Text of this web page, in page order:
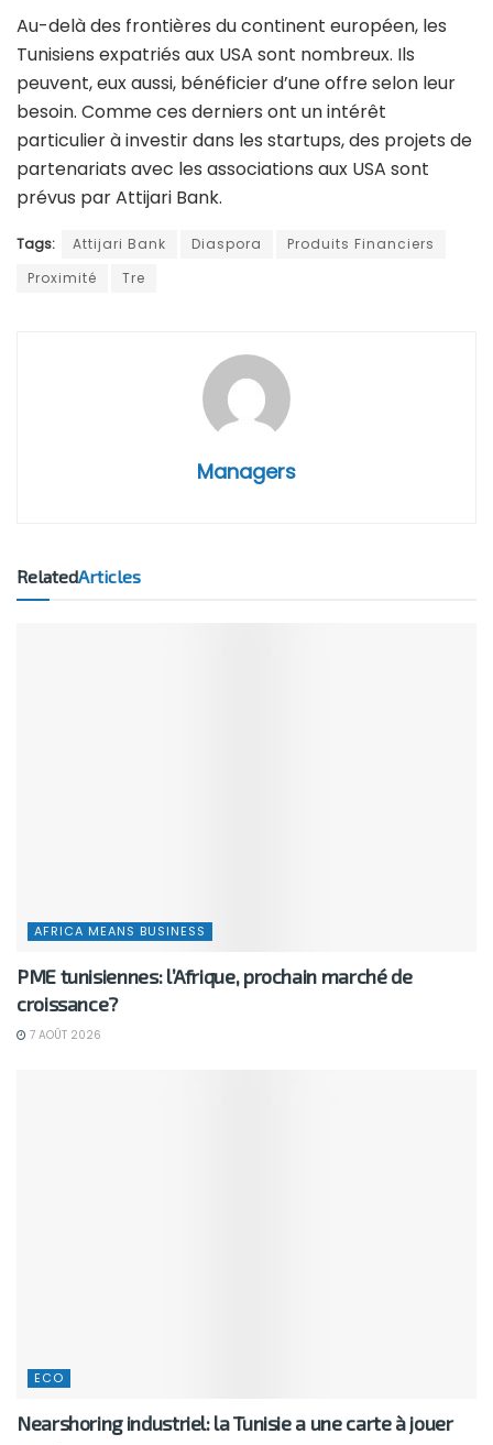
Au-delà des frontières du continent européen, les
Tunisiens expatriés aux USA sont nombreux. Ils
peuvent, eux aussi, bénéficier d’une offre selon leur
besoin. Comme ces derniers ont un intérêt
particulier à investir dans les startups, des projets de
partenariats avec les associations aux USA sont
prévus par Attijari Bank.
Tags: Attijari Bank Diaspora
Produits Financiers
Proximité
Tre
Managers
RelatedArticles
AFRICA MEANS BUSINESS
PME tunisiennes: l’Afrique, prochain marché de
croissance?
7 AOÛT 2026
ECO
Nearshoring industriel: la Tunisie a une carte à jouer